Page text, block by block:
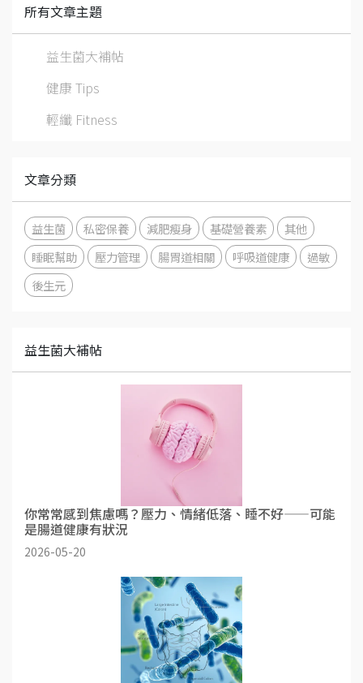
所有文章主題
益生菌大補帖
健康 Tips
輕纖 Fitness
文章分類
益生菌 私密保養 減肥瘦身 基礎營養素
其他
睡眠幫助
壓力管理 腸胃道相關 呼吸道健康
過敏
後生元
益生菌大補帖
你常常感到焦慮嗎？壓力、情緒低落、睡不好——可能
是腸道健康有狀況
2026-05-20